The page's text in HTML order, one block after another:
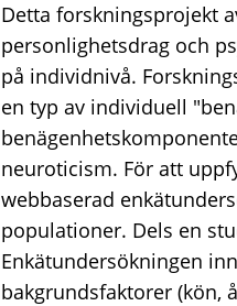
Detta forskningsprojekt
personlighetsdrag och
på individnivå.
en typ av individuell
neuroticism. För att
webbaserad
populationer. Dels en
Enkätundersökningen
bakgrundsfaktorer (kön,